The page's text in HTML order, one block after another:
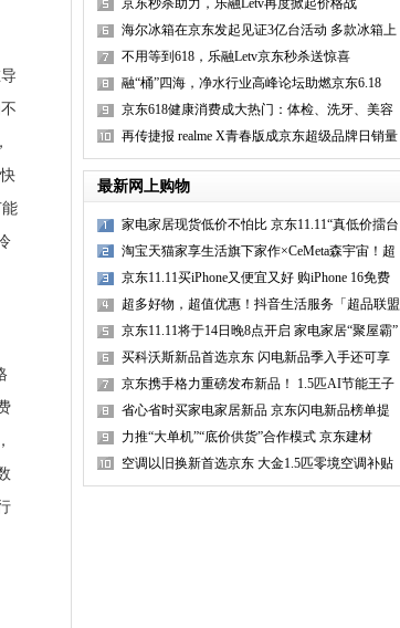
轻人大胆追梦
京东秒杀助力，乐融Letv再度掀起价格战
海尔冰箱在京东发起见证3亿台活动 多款冰箱上
线
不用等到618，乐融Letv京东秒杀送惊喜
融“桶”四海，净水行业高峰论坛助燃京东6.18
京东618健康消费成大热门：体检、洗牙、美容
等服务增长13倍
再传捷报 realme X青春版成京东超级品牌日销量
冠军
最新网上购物
家电家居现货低价不怕比 京东11.11“真低价擂台
淘宝天猫家享生活旗下家作×CeMeta森宇宙！超
强A
京东11.11买iPhone又便宜又好 购iPhone 16免费
超多好物，超值优惠！抖音生活服务「超品联盟
·嗨
京东11.11将于14日晚8点开启 家电家居“聚屋霸”
买科沃斯新品首选京东 闪电新品季入手还可享
买1
京东携手格力重磅发布新品！ 1.5匹AI节能王子
空
省心省时买家电家居新品 京东闪电新品榜单提
供专
力推“大单机”“底价供货”合作模式 京东建材
空调以旧换新首选京东 大金1.5匹零境空调补贴
后